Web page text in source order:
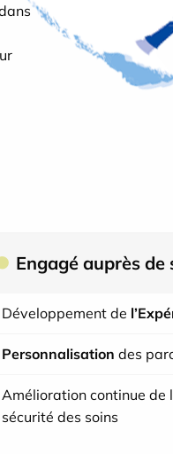
Engagé auprès de
Développement de
Personnalisation des
Amélioration continue de
sécurité des soins